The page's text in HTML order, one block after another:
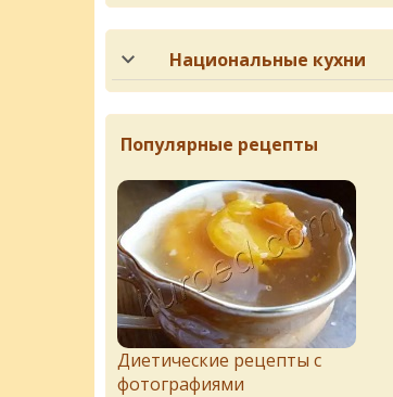
Национальные кухни
Популярные рецепты
Диетические рецепты с
фотографиями